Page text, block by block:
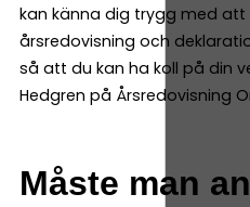
kan känna dig trygg med
årsredovisning och
så att du kan ha koll på din
Hedgren på Årsredovisning
Måste man